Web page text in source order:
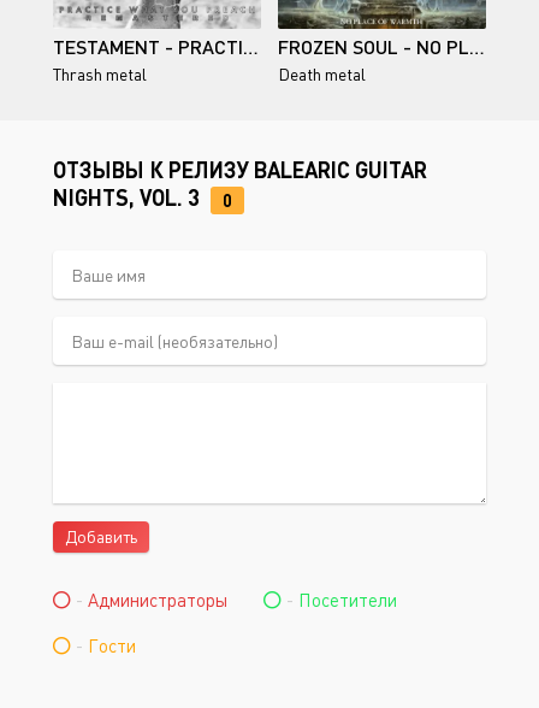
TESTAMENT - PRACTICE WHAT YOU PREACH (REMASTERED) 1989/2026
Thrash metal
FROZEN SOUL - NO PLACE OF WARMTH
Death metal
ОТЗЫВЫ К РЕЛИЗУ BALEARIC GUITAR
NIGHTS, VOL. 3
0
Добавить
- Администраторы - Посетители
- Гости